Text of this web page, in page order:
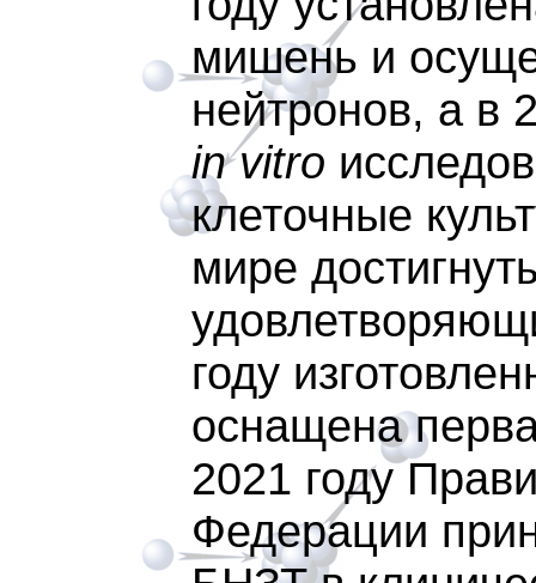
мишень и
нейтронов, а в
in vitro
клеточные
мире
году
оснащена
2021 году
Федерации